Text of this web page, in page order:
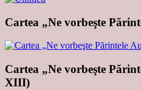
Cartea „Ne vorbeşte
Cartea „Ne vorbeşte
XIII)